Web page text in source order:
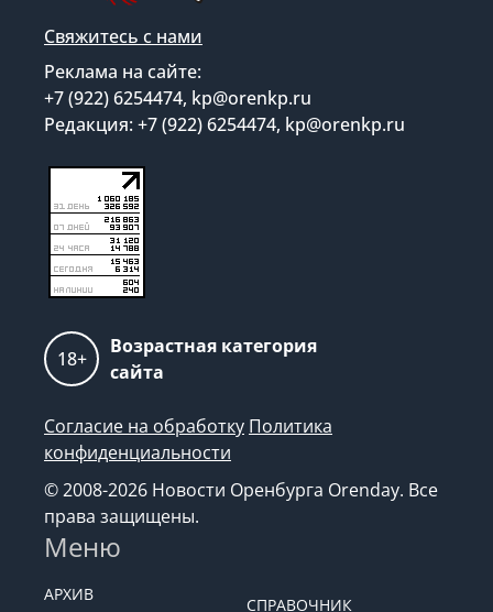
Свяжитесь с нами
Реклама на сайте:
+7 (922) 6254474, kp@orenkp.ru
Редакция: +7 (922) 6254474, kp@orenkp.ru
18+
Возрастная категория
сайта
Согласие на обработку Политика
конфиденциальности
© 2008-2026 Новости Оренбурга Orenday. Все
права защищены.
Меню
АРХИВ
СПРАВОЧНИК